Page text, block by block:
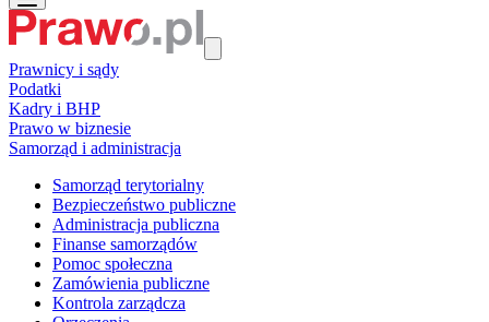
Prawnicy i sądy
Podatki
Kadry i BHP
Prawo w biznesie
Samorząd i administracja
Samorząd terytorialny
Bezpieczeństwo publiczne
Administracja publiczna
Finanse samorządów
Pomoc społeczna
Zamówienia publiczne
Kontrola zarządcza